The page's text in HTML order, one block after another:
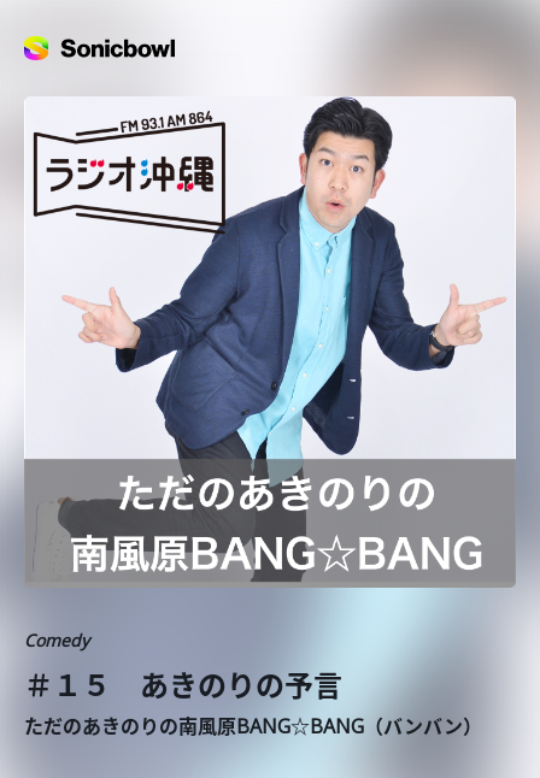
Comedy
＃１５ あきのりの予言
ただのあきのりの南風原BANG☆BANG（バンバン）